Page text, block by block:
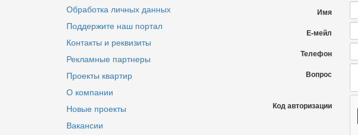
Обработка личных данных
Поддержите наш портал
Контакты и реквизиты
Рекламные партнеры
Проекты квартир
О компании
Новые проекты
Вакансии
Имя
Е-мейл
Телефон
Вопрос
Код авторизации